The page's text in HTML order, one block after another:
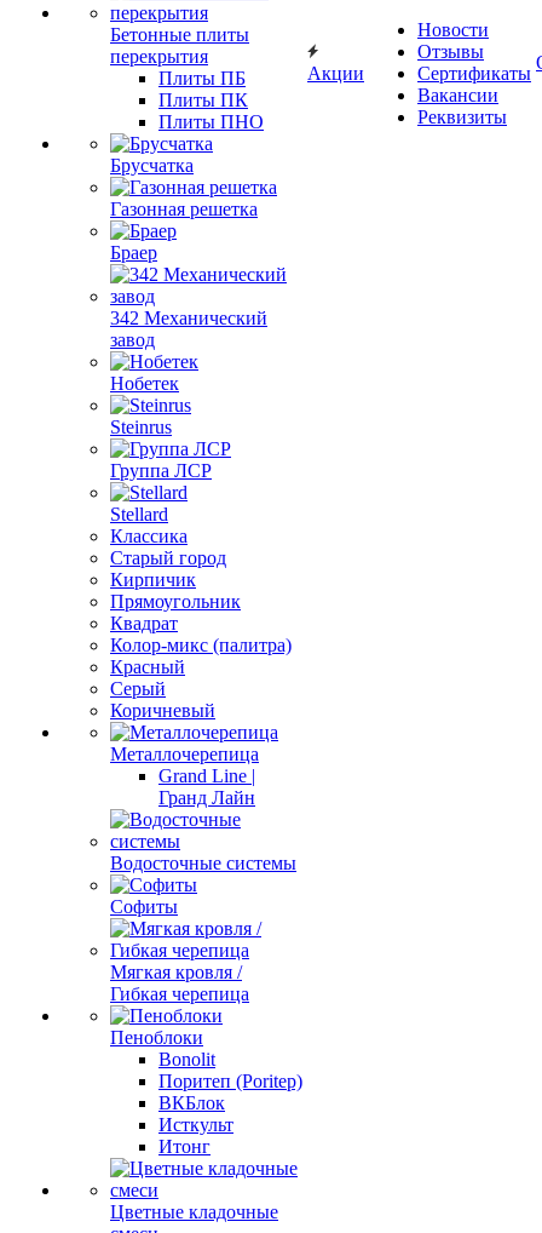
Бетонные плиты
перекрытия
Плиты ПБ
Плиты ПК
Плиты ПНО
Брусчатка
Газонная решетка
Браер
342 Механический
завод
Нобетек
Steinrus
Группа ЛСР
Stellard
Классика
Старый город
Кирпичик
Прямоугольник
Квадрат
Колор-микс (палитра)
Красный
Серый
Коричневый
Металлочерепица
Grand Line |
Гранд Лайн
Водосточные системы
Софиты
Мягкая кровля /
Гибкая черепица
Пеноблоки
Bonolit
Поритеп (Poritep)
ВКБлок
Исткульт
Итонг
Цветные кладочные
Акции
Новости
Отзывы
Сертификаты
Вакансии
Реквизиты